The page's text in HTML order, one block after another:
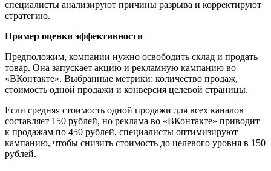
специалисты анализируют причины разрыва и корректируют
стратегию.
Пример оценки эффективности
Предположим, компании нужно освободить склад и продать
товар. Она запускает акцию и рекламную кампанию во
«ВКонтакте». Выбранные метрики: количество продаж,
стоимость одной продажи и конверсия целевой страницы.
Если средняя стоимость одной продажи для всех каналов
составляет 150 рублей, но реклама во «ВКонтакте» приводит
к продажам по 450 рублей, специалисты оптимизируют
кампанию, чтобы снизить стоимость до целевого уровня в 150
рублей.